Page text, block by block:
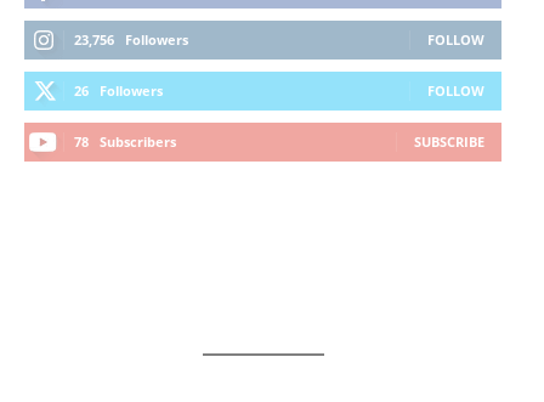
23,756 Followers FOLLOW
26 Followers FOLLOW
78 Subscribers SUBSCRIBE